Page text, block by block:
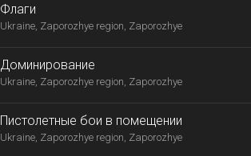
Флаги
Ukraine, Zaporozhye region, Zaporozhye
Доминирование
Ukraine, Zaporozhye region, Zaporozhye
Пистолетные бои в помещении
Ukraine, Zaporozhye region, Zaporozhye